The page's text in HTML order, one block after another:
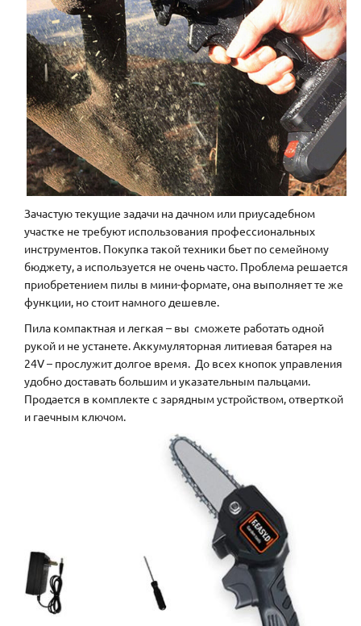
Зачастую текущие задачи на дачном или приусадебном
участке не требуют использования профессиональных
инструментов. Покупка такой техники бьет по семейному
бюджету, а используется не очень часто. Проблема решается
приобретением пилы в мини-формате, она выполняет те же
функции, но стоит намного дешевле.
Пила компактная и легкая – вы сможете работать одной
рукой и не устанете.Аккумуляторная литиевая батарея на
24V – прослужит долгое время. До всех кнопок управления
удобно доставать большим и указательным пальцами.
Продается в комплекте с зарядным устройством, отверткой
и гаечным ключом.